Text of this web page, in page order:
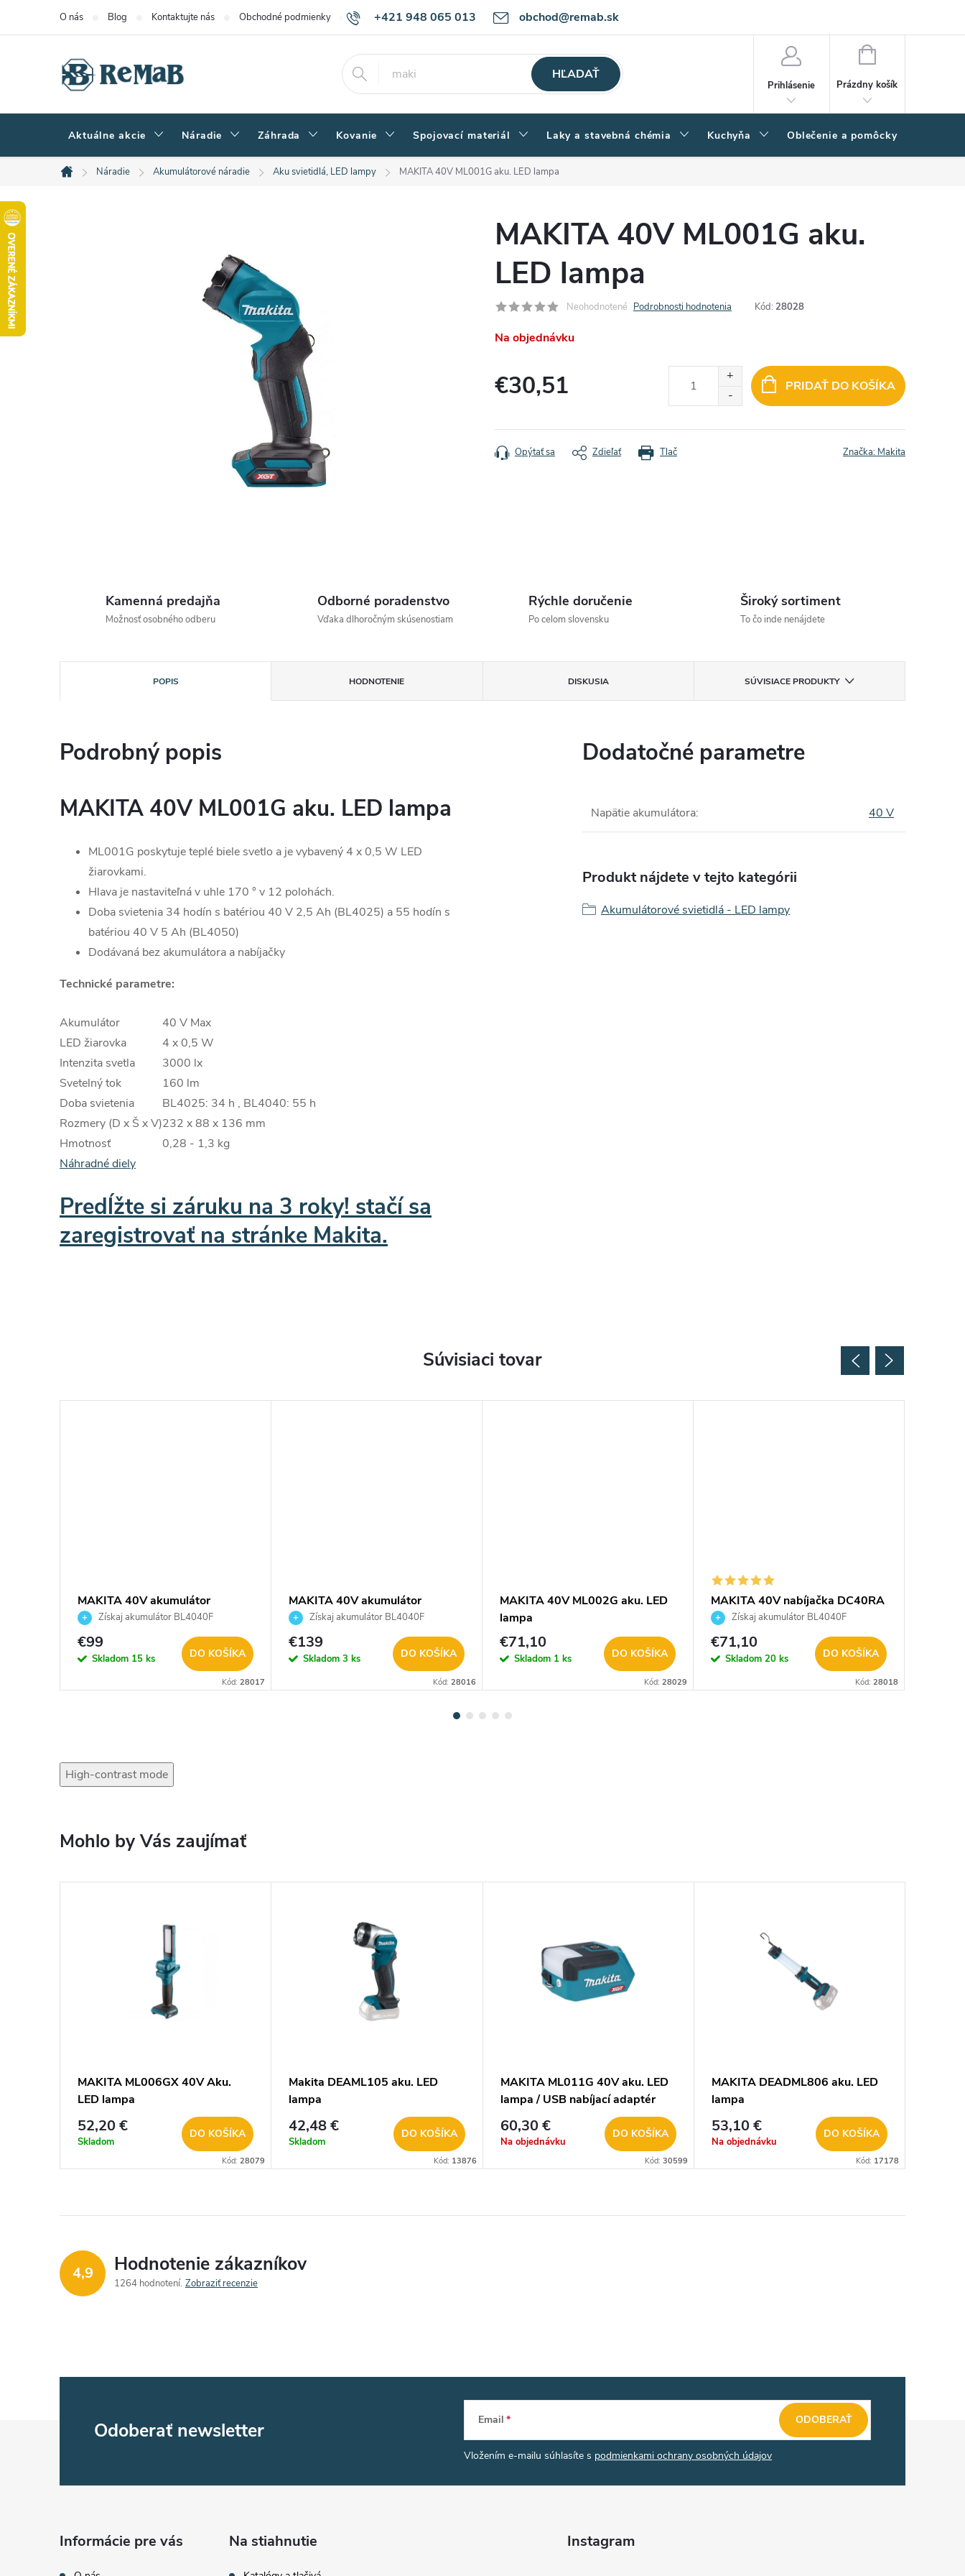
+421 948 065 013 obchod@remab.sk
O nás Blog Kontaktujte nás Obchodné podmienky Podmienky ochrany osobných údajov Ako nakupovať
HĽADAŤ
Prihlásenie
NÁKUPNÝ
Prázdny košík
Aktuálne akcie Náradie Záhrada Kovanie Spojovací materiál Laky a stavebná chémia Kuchyňa Oblečenie a pomôcky
Domov
Náradie Akumulátorové náradie Aku svietidlá, LED lampy MAKITA 40V ML001G aku. LED lampa
MAKITA 40V ML001G aku.
LED lampa
Neohodnotené Podrobnosti hodnotenia Kód: 28028
Na objednávku
€30,51 PRIDAŤ DO KOŠÍKA
Tlač
Opýtať sa Zdieľať Značka: Makita
Kamenná predajňa
Možnosť osobného odberu
Odborné poradenstvo
Vďaka dlhoročným skúsenostiam
Rýchle doručenie
Po celom slovensku
Široký sortiment
To čo inde nenájdete
POPIS HODNOTENIE DISKUSIA SÚVISIACE PRODUKTY
Podrobný popis
MAKITA 40V ML001G aku. LED lampa
ML001G poskytuje teplé biele svetlo a je vybavený 4 x 0,5 W LED
žiarovkami.
Hlava je nastaviteľná v uhle 170 ° v 12 polohách.
Doba svietenia 34 hodín s batériou 40 V 2,5 Ah (BL4025) a 55 hodín s
batériou 40 V 5 Ah (BL4050)
Dodávaná bez akumulátora a nabíjačky
Technické parametre:
Akumulátor
40 V Max
LED žiarovka
4 x 0,5 W
Intenzita svetla
3000 lx
Svetelný tok
160 lm
Doba svietenia
BL4025: 34 h , BL4040: 55 h
Rozmery (D x Š x V)232 x 88 x 136 mm
Hmotnosť
0,28 - 1,3 kg
Náhradné diely
Predĺžte si záruku na 3 roky! stačí sa
zaregistrovať na stránke Makita.
Dodatočné parametre
Napätie akumulátora: 40 V
Produkt nájdete v tejto kategórii
Akumulátorové svietidlá - LED lampy
Súvisiaci tovar
MAKITA 40V akumulátor
BL4025 2,5Ah /191B36-3/
Získaj akumulátor BL4040F
ZADARMO
€99
Skladom 15 ks DO KOŠÍKA
Kód: 28017
MAKITA 40V akumulátor
BL4040 4Ah /191B26-6,
632N72-7/
Získaj akumulátor BL4040F
ZADARMO
€139
Skladom 3 ks DO KOŠÍKA
Kód: 28016
MAKITA 40V ML002G aku. LED
lampa
€71,10
Skladom 1 ks DO KOŠÍKA
Kód: 28029
MAKITA 40V nabíjačka DC40RA
/191E07-8/
Získaj akumulátor BL4040F
ZADARMO
€71,10
Skladom 20 ks DO KOŠÍKA
Kód: 28018
High-contrast mode
Mohlo by Vás zaujímať
MAKITA ML006GX 40V Aku.
LED lampa
52,20 €
Skladom
DO KOŠÍKA
Kód:28079
Makita DEAML105 aku. LED
lampa
42,48 €
Skladom
DO KOŠÍKA
Kód: 13876
MAKITA ML011G 40V aku. LED
lampa / USB nabíjací adaptér
60,30 €
Na objednávku
DO KOŠÍKA
Kód: 30599
MAKITA DEADML806 aku. LED
lampa
53,10 €
Na objednávku
DO KOŠÍKA
Kód: 17178
4,9 Hodnotenie zákazníkov
1264 hodnotení Zobraziť recenzie
Odoberať newsletter Email
Vložením e-mailu súhlasíte s podmienkami ochrany osobných údajov
ODOBERAŤ
Informácie pre vás Na stiahnutie Instagram